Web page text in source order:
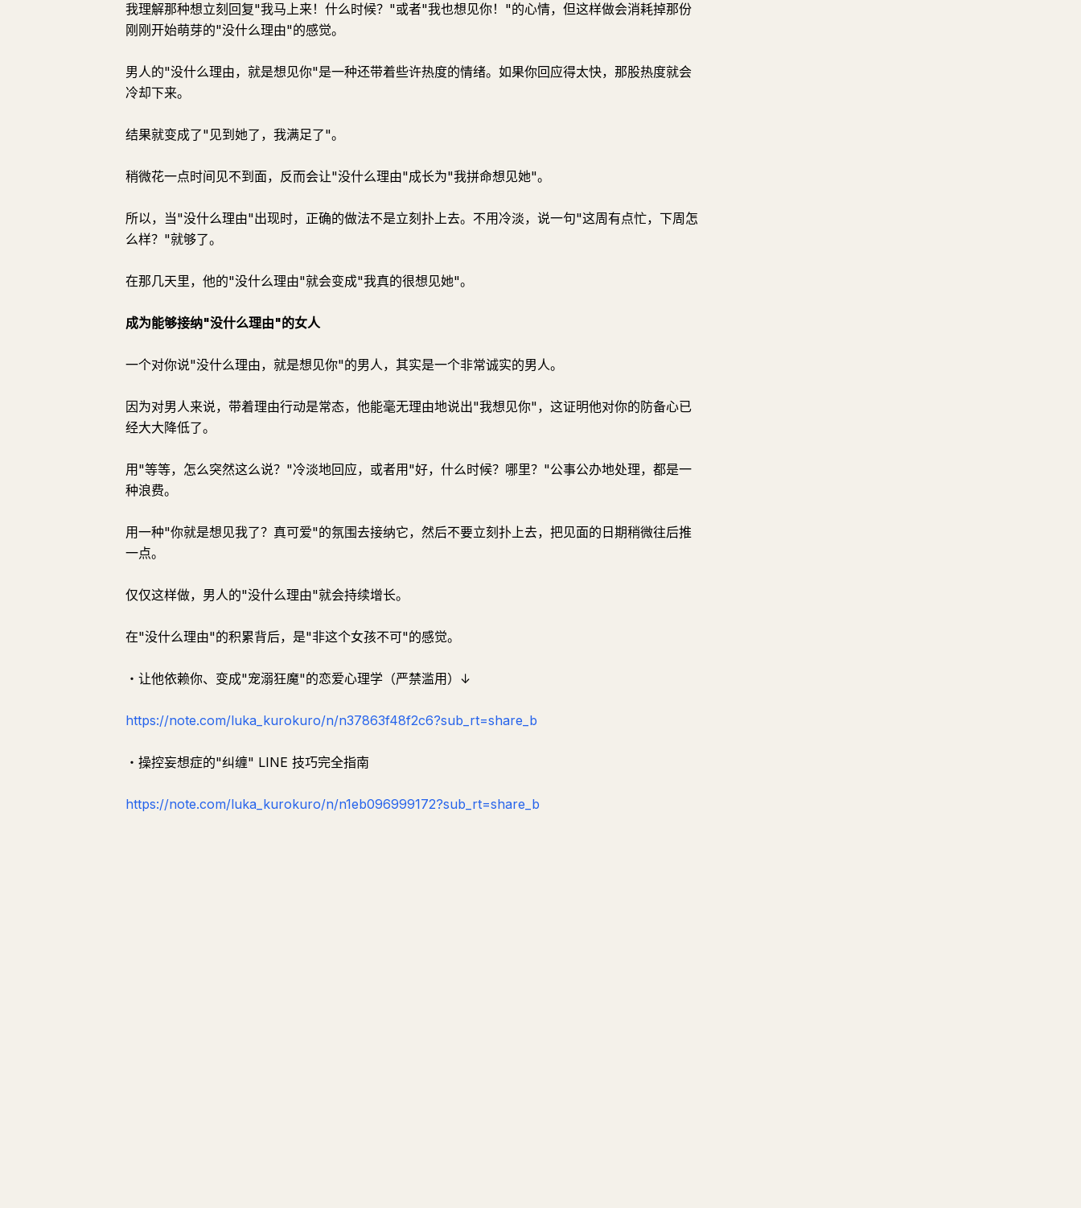
我理解那种想立刻回复"我马上来！什么时候？"或者"我也想见你！"的心情，但这样做会消耗掉那份
刚刚开始萌芽的"没什么理由"的感觉。
男人的"没什么理由，就是想见你"是一种还带着些许热度的情绪。如果你回应得太快，那股热度就会
冷却下来。
结果就变成了"见到她了，我满足了"。
稍微花一点时间见不到面，反而会让"没什么理由"成长为"我拼命想见她"。
所以，当"没什么理由"出现时，正确的做法不是立刻扑上去。不用冷淡，说一句"这周有点忙，下周怎
么样？"就够了。
在那几天里，他的"没什么理由"就会变成"我真的很想见她"。
成为能够接纳"没什么理由"的女人
一个对你说"没什么理由，就是想见你"的男人，其实是一个非常诚实的男人。
因为对男人来说，带着理由行动是常态，他能毫无理由地说出"我想见你"，这证明他对你的防备心已
经大大降低了。
用"等等，怎么突然这么说？"冷淡地回应，或者用"好，什么时候？哪里？"公事公办地处理，都是一
种浪费。
用一种"你就是想见我了？真可爱"的氛围去接纳它，然后不要立刻扑上去，把见面的日期稍微往后推
一点。
仅仅这样做，男人的"没什么理由"就会持续增长。
在"没什么理由"的积累背后，是"非这个女孩不可"的感觉。
・让他依赖你、变成"宠溺狂魔"的恋爱心理学（严禁滥用）↓
https://note.com/luka_kurokuro/n/n37863f48f2c6?sub_rt=share_b
・操控妄想症的"纠缠" LINE 技巧完全指南
https://note.com/luka_kurokuro/n/n1eb096999172?sub_rt=share_b